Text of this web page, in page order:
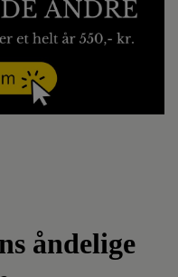
åndelige